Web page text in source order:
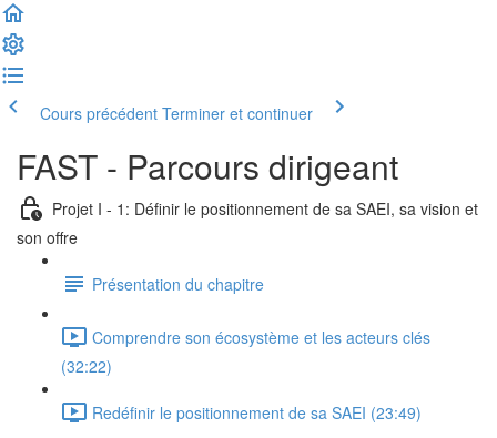
Cours précédent Terminer et continuer
FAST - Parcours dirigeant
Projet I - 1: Définir le positionnement de sa SAEI, sa vision et
son offre
Présentation du chapitre
Comprendre son écosystème et les acteurs clés
(32:22)
Redéfinir le positionnement de sa SAEI (23:49)